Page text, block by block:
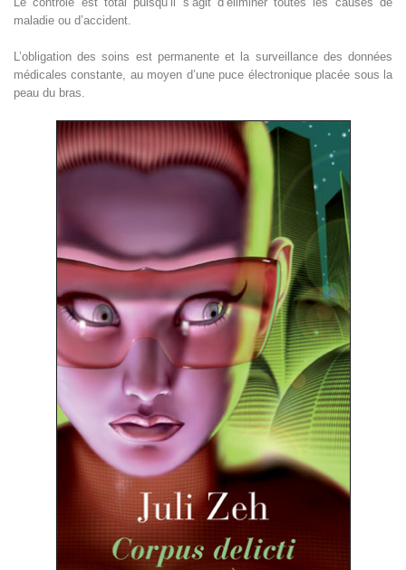
maladie ou d’accident.
L’obligation des soins est permanente et la surveillance des données
médicales constante, au moyen d’une puce électronique placée sous la
peau du bras.